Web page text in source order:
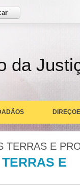
da
TERRAS E
E